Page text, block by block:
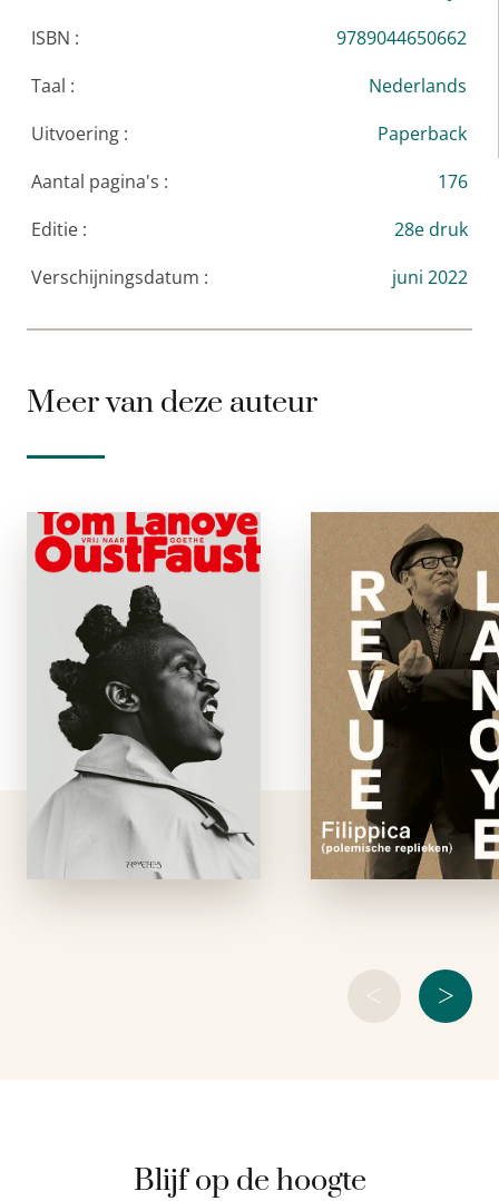
ISBN :
9789044650662
Taal :
Nederlands
Uitvoering :
Paperback
Aantal pagina's :
176
Editie :
28e druk
Verschijningsdatum :
juni 2022
Meer van deze auteur
< >
OustFaust
Na een moordende
pestepidemie verliest de
beroemde wetenschapper
Faust alle geloof in zijn
vak. De voormalige
idealist overweegt zelfs
uit het bestaan te
stappen, na nog één keer
de roes van het volle …
Revue
e-boek
We leven in
hoogtijdagen van
gratuite
– de meningitis
de tweets.
Lanoye zet zich
met verve tegen af.
snijdende en
polemieken
Blijf op de hoogte